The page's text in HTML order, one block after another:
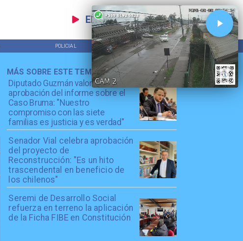
EN VIVO
POLICIAL TENDENCIAS
Diputado Guzmán valora
aprobación del informe sobre el
Caso Bruma: "Nuestro
compromiso con las siete
familias es justicia y es verdad"
Senador Vial celebra aprobación
del proyecto de
Reconstrucción: "Es un hito
trascendental en beneficio de
los chilenos"
Seremi de Desarrollo Social
refuerza en terreno la aplicación
de la Ficha FIBE en Constitución
MÁS SOBRE ESTE TEMA